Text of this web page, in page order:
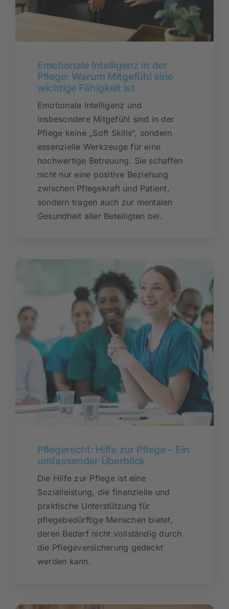
Emotionale Intelligenz in der
Pflege: Warum Mitgefühl eine
wichtige Fähigkeit ist
Emotionale Intelligenz und
insbesondere Mitgefühl sind in der
Pflege keine „Soft Skills“, sondern
essenzielle Werkzeuge für eine
hochwertige Betreuung. Sie schaffen
nicht nur eine positive Beziehung
zwischen Pflegekraft und Patient,
sondern tragen auch zur mentalen
Gesundheit aller Beteiligten bei.
Pflegerecht: Hilfe zur Pflege – Ein
umfassender Überblick
Die Hilfe zur Pflege ist eine
Sozialleistung, die finanzielle und
praktische Unterstützung für
pflegebedürftige Menschen bietet,
deren Bedarf nicht vollständig durch
die Pflegeversicherung gedeckt
werden kann.